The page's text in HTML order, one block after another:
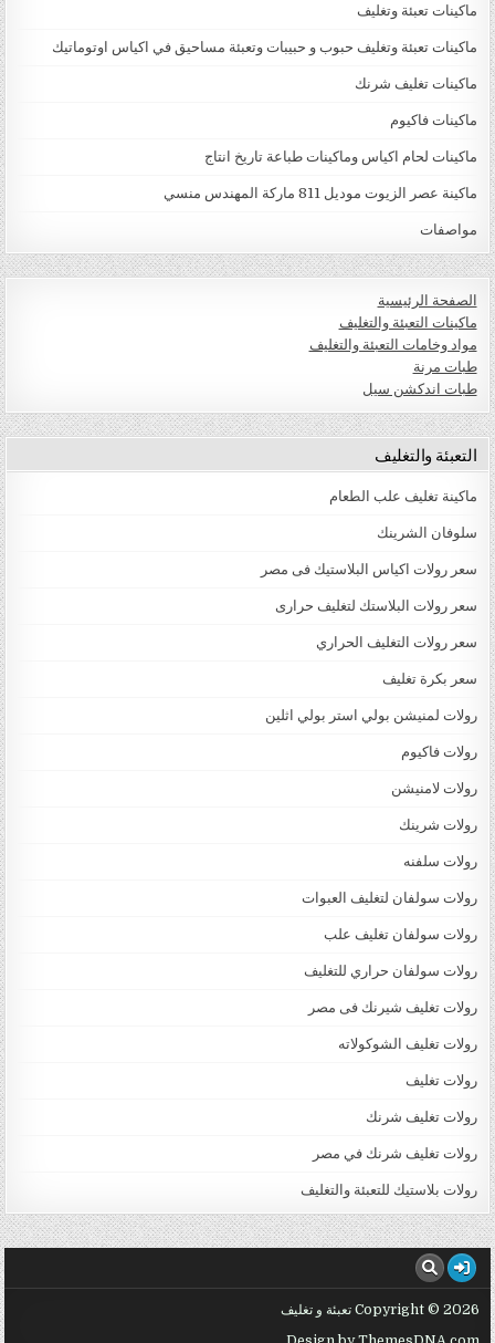
ماكينات تعبئة وتغليف
ماكينات تعبئة وتغليف حبوب و حبيبات وتعبئة مساحيق في اكياس اوتوماتيك
ماكينات تغليف شرنك
ماكينات فاكيوم
ماكينات لحام اكياس وماكينات طباعة تاريخ انتاج
ماكينة عصر الزيوت موديل 811 ماركة المهندس منسي
مواصفات
الصفحة الرئيسية
ماكينات التعبئة والتغليف
مواد وخامات التعبئة والتغليف
طبات مرنة
طبات اندكشن سيل
التعبئة والتغليف
ماكينة تغليف علب الطعام
سلوفان الشرينك
سعر رولات اكياس البلاستيك فى مصر
سعر رولات البلاستك لتغليف حرارى
سعر رولات التغليف الحراري
سعر بكرة تغليف
رولات لمنيشن بولي استر بولي اثلين
رولات فاكيوم
رولات لامنيشن
رولات شرينك
رولات سلفنه
رولات سولفان لتغليف العبوات
رولات سولفان تغليف علب
رولات سولفان حراري للتغليف
رولات تغليف شيرنك فى مصر
رولات تغليف الشوكولاته
رولات تغليف
رولات تغليف شرنك
رولات تغليف شرنك في مصر
رولات بلاستيك للتعبئة والتغليف
Copyright © 2026 تعبئة و تغليف